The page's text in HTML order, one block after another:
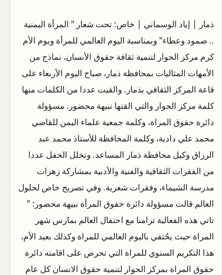
ذمار | إياد الوسماني | خاص: تحت شعار " المرأة اليمنية
.. صمود وعطاء" وبمناسبة اليوم العالمي للمرأة ويوم الأم
كرم مركز الحوار لتنمية ثقافة جقوق الأنسان، نماذج من
الأمهات المثاليات بمحافظة ذمار، صباح اليوم الأربعاء على
قاعة المركز الثقافي بذمار. والقيت عددا من الكلمات منها
كلمة مركز الحوار والتي القتها نبيهة محضور. مسؤولة
دائرة حقوق المراة، وكلمة جمعية علماء اليمن للقاضي
محمد علي دادية، وكلمة المحافظة للأستاذ محمد عبد
الرزاق وكيل محافظة ذمار المساعد. وتخلل الحفل عددا
من الفقرات الثقافية والفنية والأدبية بمشاركة زهرات
مدرسة الشيماء، وفقرات شعرية. وفي تصريح خاص لحلول
العالم قالت مسؤولة دائرة حقوق المرأة نبيهة محضور: "
تاتي هذه الفعالية تزامنا مع احتفال العالم بمارس شهر
المراة حيث يحُتفي باليوم العالمي للمراة وكذلك بعيد الأم،
هذا التكريم السنوي للمراة التي تحرص على اقامته دائرة
حقوق المراة بمركز الحوار لتنمية حقوق الانسان كل عام